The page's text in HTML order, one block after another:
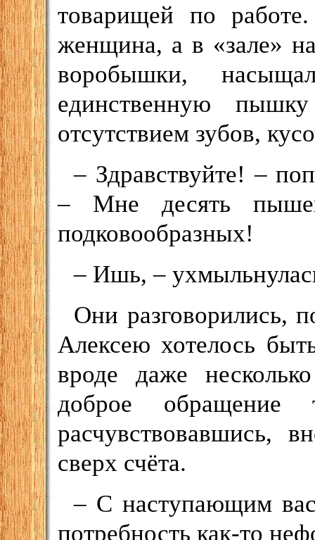
товарищей по
женщина, а в «зале»
воробышки,
единственную
отсутствием зубов,
– Здравствуйте! –
– Мне десять
подковообразных!
– Ишь, –
Они разговорились,
Алексею хотелось
вроде даже
доброе
расчувствовавшись,
сверх счёта.
– С наступающим
потребность как-то